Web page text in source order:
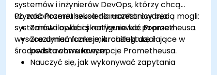
systemów i inżynierów DevOps, którzy chcą
używać Prometheusa do monitorowania
systemów i aplikacji natywnie lub poprzez
wysoce dynamiczne mikrousługi działające w
środowisku chmurowym.
Po zakończeniu szkolenia uczestnicy będą mogli:
Zainstalować i skonfigurować Prometheusa.
Zrozumieć funkcje, architekturę i
podstawowe koncepcje Prometheusa.
Nauczyć się, jak wykonywać zapytania